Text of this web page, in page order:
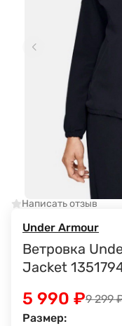
Написать отзыв
Under Armour
Ветровка
Jacket
9 299
5 990 ₽
Размер: